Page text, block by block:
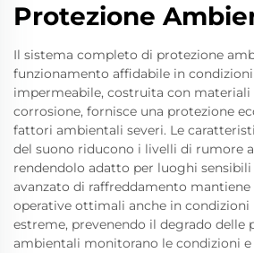
Protezione
Il sistema completo di protezione
funzionamento affidabile in
impermeabile, costruita con materiali
corrosione, fornisce una protezione
fattori ambientali severi. Le
del suono riducono i livelli di rumore
rendendolo adatto per luoghi
avanzato di raffreddamento
operative ottimali anche in
estreme, prevenendo il degrado delle
ambientali monitorano le condizioni